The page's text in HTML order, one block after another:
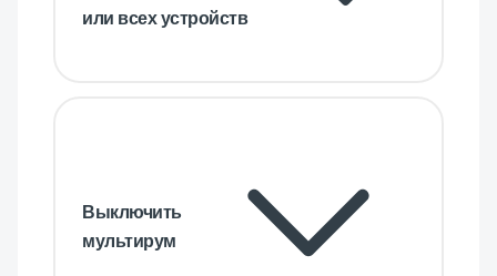
или всех устройств
Выключить
мультирум